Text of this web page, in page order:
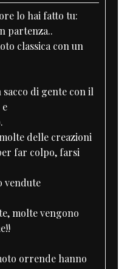
lo hai fatto tu:
partenza..
classica con un
sacco di gente con il
delle creazioni
far colpo, farsi
vendute
molte vengono
orrende hanno